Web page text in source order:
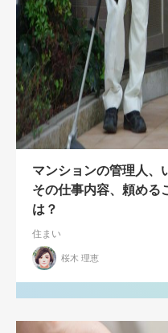
マンションの管理人、
その仕事内容、頼める
は？
住まい
桜木 理恵